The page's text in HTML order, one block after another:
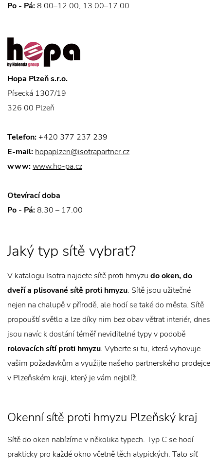
Po - Pá:8.00–12.00, 13.00–17.00
Hopa Plzeň s.r.o.
Písecká 1307/19
326 00 Plzeň
Telefon: +420 377 237 239
E-mail: hopaplzen@isotrapartner.cz
www:www.ho-pa.cz
Otevírací doba
Po - Pá:8.30 – 17.00
Jaký typ sítě vybrat?
V katalogu Isotra najdete sítě proti hmyzu do oken, do
dveří a plisované sítě proti hmyzu. Sítě jsou užitečné
nejen na chalupě v přírodě, ale hodí se také do města. Sítě
propouští světlo a lze díky nim bez obav větrat interiér, dnes
jsou navíc k dostání téměř neviditelné typy v podobě
rolovacích sítí proti hmyzu. Vyberte si tu, která vyhovuje
vašim požadavkům a využijte našeho partnerského prodejce
v Plzeňském kraji, který je vám nejblíž.
Okenní sítě proti hmyzu Plzeňský kraj
Sítě do oken nabízíme v několika typech. Typ C se hodí
prakticky pro každé okno včetně těch atypických. Tato síť